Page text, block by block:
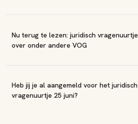
Nu terug te lezen: juridisch vragenuurtje
over onder andere VOG
Heb jij je al aangemeld voor het juridisch
vragenuurtje 25 juni?